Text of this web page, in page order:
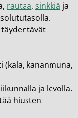
rautaa, sinkkiä ja
kananmuna,
ja levolla.
hiusten